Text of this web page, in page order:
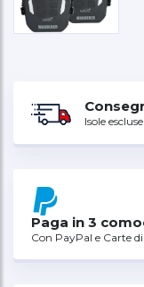
Isole escluse
Paga in 3
Con PayPal e Carte